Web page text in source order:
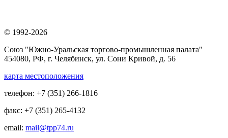
© 1992-2026
Союз "Южно-Уральская торгово-промышленная палата"
454080, РФ, г. Челябинск, ул. Сони Кривой, д. 56
карта местоположения
телефон: +7 (351) 266-1816
факс: +7 (351) 265-4132
email: mail@tpp74.ru